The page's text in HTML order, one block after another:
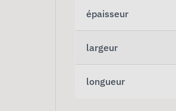
épaisseur
largeur
longueur